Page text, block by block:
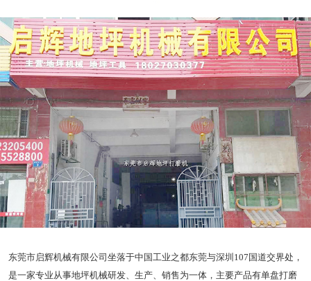
东莞市启辉机械有限公司坐落于中国工业之都东莞与深圳107国道交界处，
是一家专业从事地坪机械研发、生产、销售为一体，主要产品有单盘打磨